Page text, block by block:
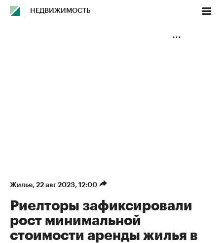
НЕДВИЖИМОСТЬ
Жилье⁠, 22 авг 2023, 12:00
Риелторы зафиксировали
рост минимальной
стоимости аренды жилья в